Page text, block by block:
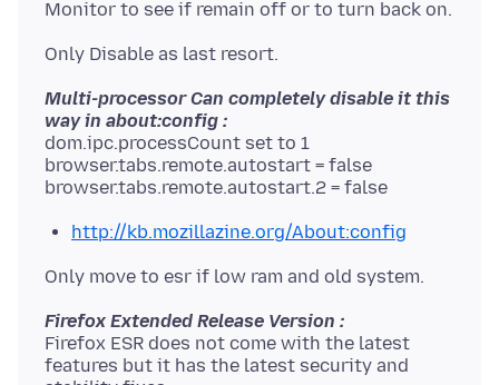
Multi-processor Can completely disable it this
way in about:config :
dom.ipc.processCount set to 1
browser.tabs.remote.autostart = false
http://kb.mozillazine.org/About:config
Firefox Extended Release Version :
Firefox ESR does not come with the latest
features but it has the latest security and